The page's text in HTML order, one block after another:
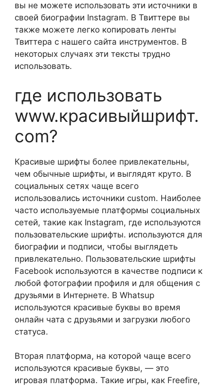
вы не можете использовать эти источники в
своей биографии Instagram. В Твиттере вы
также можете легко копировать ленты
Твиттера с нашего сайта инструментов. В
некоторых случаях эти тексты трудно
использовать.
где использовать
www.красивыйшрифт.
com?
Красивые шрифты более привлекательны,
чем обычные шрифты, и выглядят круто. В
социальных сетях чаще всего
использовались источники custom. Наиболее
часто используемые платформы социальных
сетей, такие как Instagram, где используются
пользовательские шрифты. используются для
биографии и подписи, чтобы выглядеть
привлекательно. Пользовательские шрифты
Facebook используются в качестве подписи к
любой фотографии профиля и для общения с
друзьями в Интернете. В Whatsup
используются красивые буквы во время
онлайн чата с друзьями и загрузки любого
статуса.
Вторая платформа, на которой чаще всего
используются красивые буквы, — это
игровая платформа. Такие игры, как Freefire,